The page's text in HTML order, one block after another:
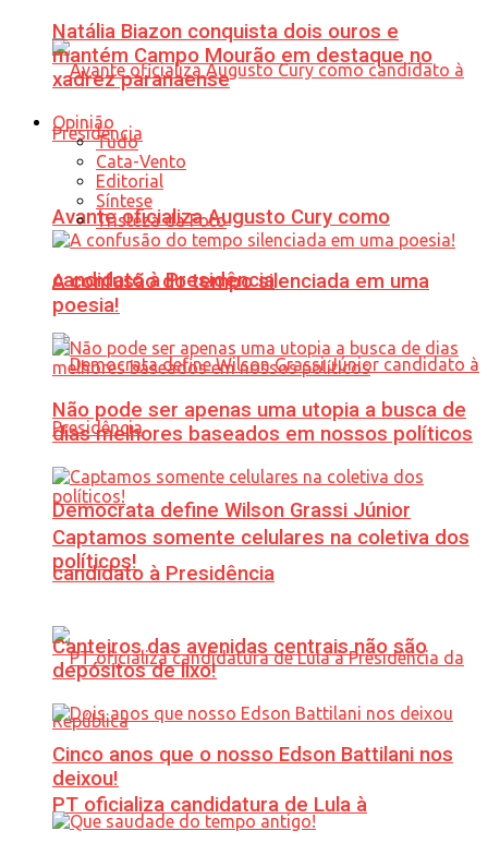
Avante oficializa Augusto Cury como
candidato à Presidência
Democrata define Wilson Grassi Júnior
candidato à Presidência
PT oficializa candidatura de Lula à
Natália Biazon conquista dois ouros e
mantém Campo Mourão em destaque no
xadrez paranaense
Opinião
Tudo
Cata-Vento
Editorial
Síntese
Tristeza da Foto
A confusão do tempo silenciada em uma
poesia!
Não pode ser apenas uma utopia a busca de
dias melhores baseados em nossos políticos
Captamos somente celulares na coletiva dos
políticos!
Canteiros das avenidas centrais não são
depósitos de lixo!
Cinco anos que o nosso Edson Battilani nos
deixou!